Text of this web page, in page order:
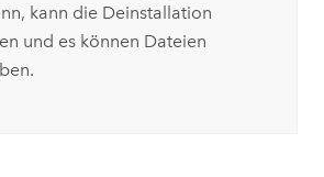
kann die Deinstallation
und es können Dateien